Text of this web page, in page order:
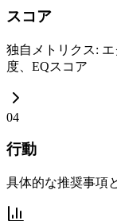
スコア
独自メトリクス:
度、EQスコア
04
行動
具体的な推奨事項